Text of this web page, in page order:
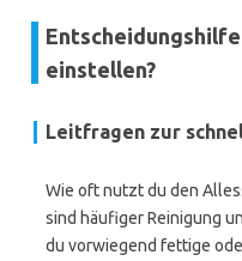
einstellen?
Leitfragen zur
Wie oft nutzt du den
sind häufiger Reinigung
du vorwiegend fettige